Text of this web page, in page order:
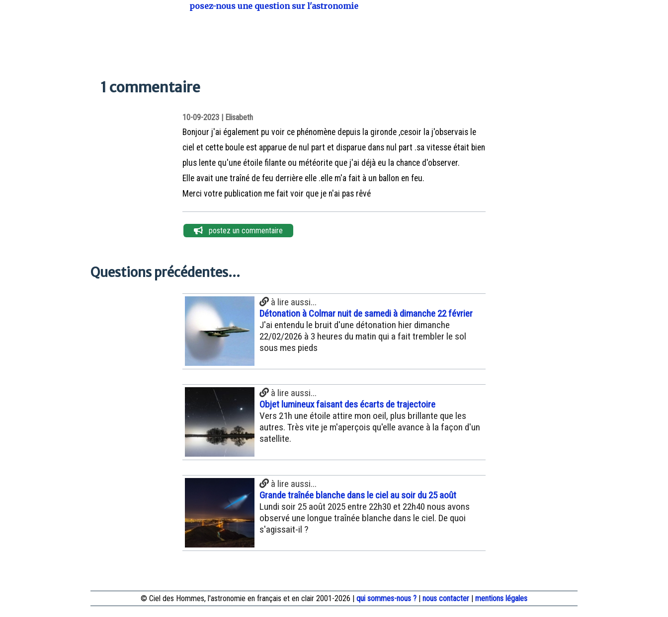
posez-nous une question sur l'astronomie
1 commentaire
10-09-2023 | Elisabeth
Bonjour j'ai également pu voir ce phénomène depuis la gironde ,cesoir la j'observais le
ciel et cette boule est apparue de nul part et disparue dans nul part .sa vitesse était bien
plus lente qu'une étoile filante ou météorite que j'ai déjà eu la chance d'observer.
Elle avait une traîné de feu derrière elle .elle m'a fait à un ballon en feu.
Merci votre publication me fait voir que je n'ai pas rêvé
postez un commentaire
Questions précédentes...
à lire aussi...
Détonation à Colmar nuit de samedi à dimanche 22 février
J'ai entendu le bruit d'une détonation hier dimanche
22/02/2026 à 3 heures du matin qui a fait trembler le sol
sous mes pieds
à lire aussi...
Objet lumineux faisant des écarts de trajectoire
Vers 21h une étoile attire mon oeil, plus brillante que les
autres. Très vite je m'aperçois qu'elle avance à la façon d'un
satellite.
à lire aussi...
Grande traînée blanche dans le ciel au soir du 25 août
Lundi soir 25 août 2025 entre 22h30 et 22h40 nous avons
observé une longue traînée blanche dans le ciel. De quoi
s'agissait-il ?
© Ciel des Hommes, l'astronomie en français et en clair 2001-2026 | qui sommes-nous ? | nous contacter | mentions légales